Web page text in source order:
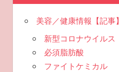
美容／健康情報【記事】
新型コロナウイルス
必須脂肪酸
ファイトケミカル